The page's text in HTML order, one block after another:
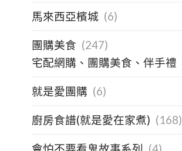
馬來西亞檳城 (6)
團購美食 (247)
宅配網購、團購美食、伴手禮
就是愛團購 (6)
廚房食譜(就是愛在家煮) (168)
會怕不要看鬼故事系列 (4)